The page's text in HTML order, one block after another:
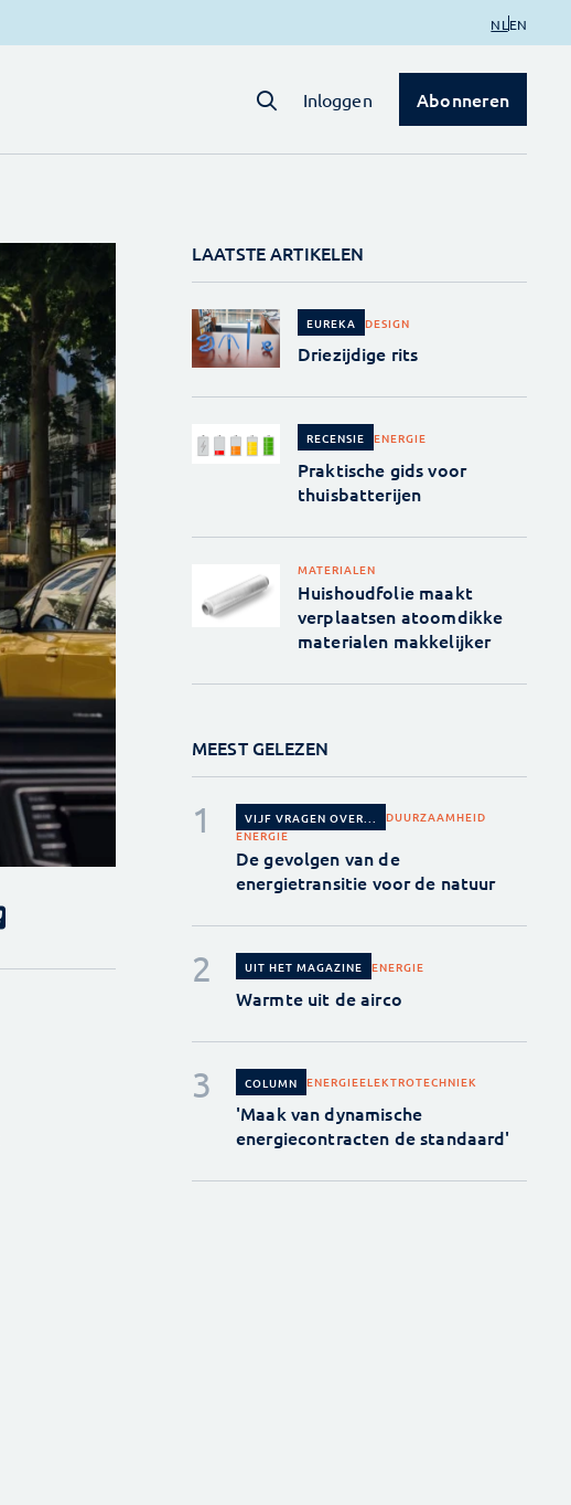
NL EN
Inloggen Abonneren
LAATSTE ARTIKELEN
EUREKA DESIGN
Driezijdige rits
RECENSIE ENERGIE
Praktische gids voor
thuisbatterijen
MATERIALEN
Huishoudfolie maakt
verplaatsen atoomdikke
materialen makkelijker
MEEST GELEZEN
VIJF VRAGEN OVER...
DUURZAAMHEID
ENERGIE
De gevolgen van de
energietransitie voor de natuur
UIT HET MAGAZINE ENERGIE
Warmte uit de airco
COLUMN ENERGIEELEKTROTECHNIEK
'Maak van dynamische
energiecontracten de standaard'